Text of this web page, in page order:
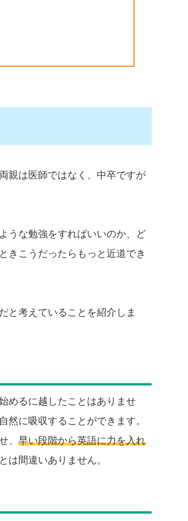
親は医師ではなく、中卒ですが
うな勉強をすればいいのか、ど
きこうだったらもっと近道でき
と考えていることを紹介しま
めるに越したことはありませ
然に吸収することができます。
、 早い段階から英語に力を入れ
は間違いありません。